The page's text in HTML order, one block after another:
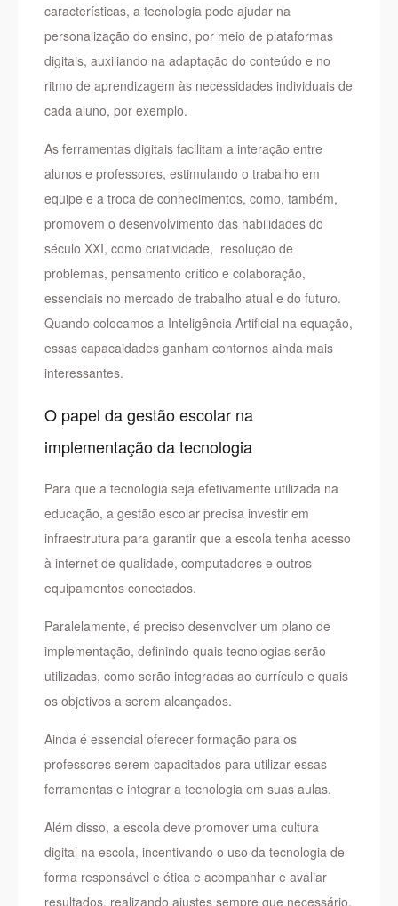
características, a tecnologia pode ajudar na
personalização do ensino, por meio de plataformas
digitais, auxiliando na adaptação do conteúdo e no
ritmo de aprendizagem às necessidades individuais de
cada aluno, por exemplo.
As ferramentas digitais facilitam a interação entre
alunos e professores, estimulando o trabalho em
equipe e a troca de conhecimentos, como, também,
promovem o desenvolvimento das habilidades do
século XXI, como criatividade, resolução de
problemas, pensamento crítico e colaboração,
essenciais no mercado de trabalho atual e do futuro.
Quando colocamos a Inteligência Artificial na equação,
essas capacaidades ganham contornos ainda mais
interessantes.
O papel da gestão escolar na
implementação da tecnologia
Para que a tecnologia seja efetivamente utilizada na
educação, a gestão escolar precisa investir em
infraestrutura para garantir que a escola tenha acesso
à internet de qualidade, computadores e outros
equipamentos conectados.
Paralelamente, é preciso desenvolver um plano de
implementação, definindo quais tecnologias serão
utilizadas, como serão integradas ao currículo e quais
os objetivos a serem alcançados.
Ainda é essencial oferecer formação para os
professores serem capacitados para utilizar essas
ferramentas e integrar a tecnologia em suas aulas.
Além disso, a escola deve promover uma cultura
digital na escola, incentivando o uso da tecnologia de
forma responsável e ética e acompanhar e avaliar
resultados, realizando ajustes sempre que necessário.